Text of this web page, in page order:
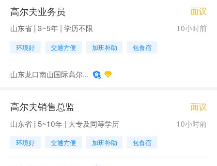
高尔夫业务员 面议
山东省 | 3~5年 | 学历不限 10小时前
环境好 交通方便 加班补助 包食宿
山东龙口南山国际高尔...
高尔夫销售总监 面议
山东省 | 5~10年 | 大专及同等学历 10小时前
环境好 交通方便 加班补助 包食宿